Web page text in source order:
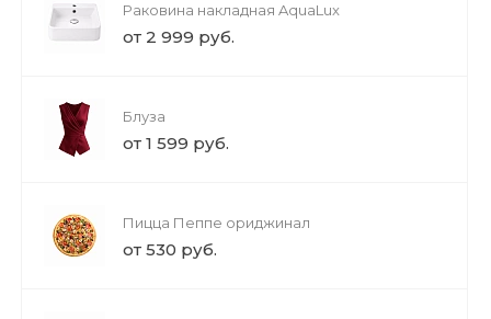
Раковина накладная AquaLux
от 2 999 руб.
Блуза
от 1 599 руб.
Пицца Пеппе ориджинал
от 530 руб.